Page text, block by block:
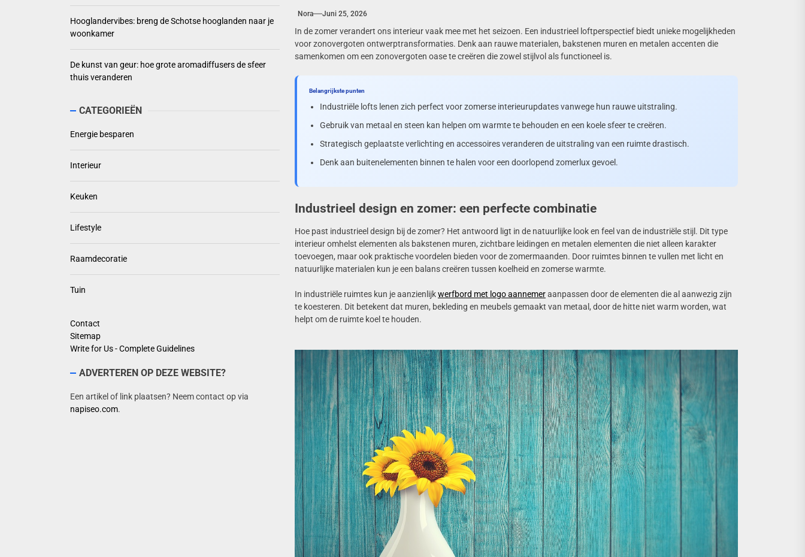
Nora Juni 25, 2026
In de zomer verandert ons interieur vaak mee met het seizoen. Een industrieel loftperspectief biedt unieke mogelijkheden
voor zonovergoten ontwerptransformaties. Denk aan rauwe materialen, bakstenen muren en metalen accenten die
samenkomen om een zonovergoten oase te creëren die zowel stijlvol als functioneel is.
Belangrijkste punten
Industriële lofts lenen zich perfect voor zomerse interieurupdates vanwege hun rauwe uitstraling.
Gebruik van metaal en steen kan helpen om warmte te behouden en een koele sfeer te creëren.
Strategisch geplaatste verlichting en accessoires veranderen de uitstraling van een ruimte drastisch.
Denk aan buitenelementen binnen te halen voor een doorlopend zomerlux gevoel.
Industrieel design en zomer: een perfecte combinatie
Hoe past industrieel design bij de zomer? Het antwoord ligt in de natuurlijke look en feel van de industriële stijl. Dit type
interieur omhelst elementen als bakstenen muren, zichtbare leidingen en metalen elementen die niet alleen karakter
toevoegen, maar ook praktische voordelen bieden voor de zomermaanden. Door ruimtes binnen te vullen met licht en
natuurlijke materialen kun je een balans creëren tussen koelheid en zomerse warmte.
In industriële ruimtes kun je aanzienlijkwerfbord met logo aannemeraanpassen door de elementen die al aanwezig zijn
te koesteren. Dit betekent dat muren, bekleding en meubels gemaakt van metaal, door de hitte niet warm worden, wat
helpt om de ruimte koel te houden.
Hooglandervibes: breng de Schotse hooglanden naar je
woonkamer
De kunst van geur: hoe grote aromadiffusers de sfeer
thuis veranderen
CATEGORIEËN
Energie besparen
Interieur
Keuken
Lifestyle
Raamdecoratie
Tuin
Contact
Sitemap
Write for Us - Complete Guidelines
ADVERTEREN OP DEZE WEBSITE?
Een artikel of link plaatsen? Neem contact op via
napiseo.com.